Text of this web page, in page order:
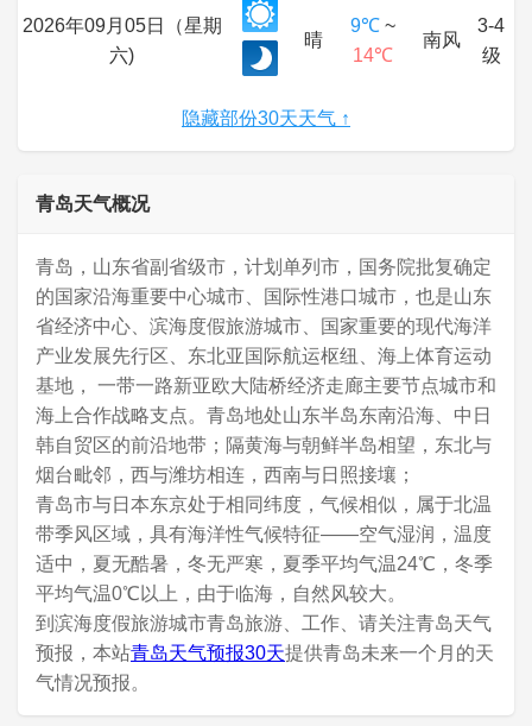
2026年09月05日（星期
六)
晴
9℃ ~
14℃
南风
3-4
级
隐藏部份30天天气 ↑
青岛天气概况
青岛，山东省副省级市，计划单列市，国务院批复确定
的国家沿海重要中心城市、国际性港口城市，也是山东
省经济中心、滨海度假旅游城市、国家重要的现代海洋
产业发展先行区、东北亚国际航运枢纽、海上体育运动
基地， 一带一路新亚欧大陆桥经济走廊主要节点城市和
海上合作战略支点。青岛地处山东半岛东南沿海、中日
韩自贸区的前沿地带；隔黄海与朝鲜半岛相望，东北与
烟台毗邻，西与潍坊相连，西南与日照接壤；
青岛市与日本东京处于相同纬度，气候相似，属于北温
带季风区域，具有海洋性气候特征——空气湿润，温度
适中，夏无酷暑，冬无严寒，夏季平均气温24℃，冬季
平均气温0℃以上，由于临海，自然风较大。
到滨海度假旅游城市青岛旅游、工作、请关注青岛天气
预报，本站青岛天气预报30天提供青岛未来一个月的天
气情况预报。